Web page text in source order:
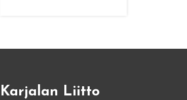
Karjalan Liitto